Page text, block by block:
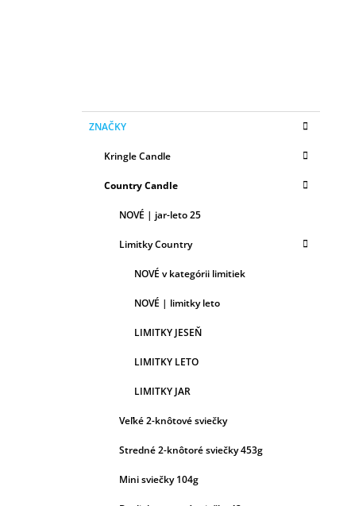
kategórie
K
AZNAČKY
Kringle Candle
Country Candle
NOVÉ | jar-leto 25
Limitky Country
NOVÉ v kategórii limitiek
NOVÉ | limitky leto
LIMITKY JESEŇ
LIMITKY LETO
LIMITKY JAR
Veľké 2-knôtové sviečky
Stredné 2-knôtoré sviečky 453g
Mini sviečky 104g